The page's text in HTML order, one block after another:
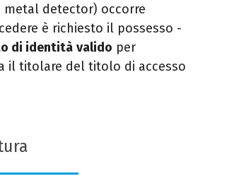
metal detector) occorre
è richiesto il possesso -
di identità valido per
il titolare del titolo di accesso